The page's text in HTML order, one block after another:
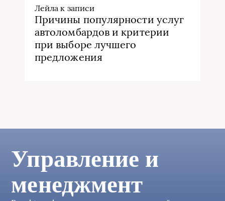
Лейла к записи
Причины популярности услуг
автоломбардов и критерии
при выборе лучшего
предложения
Управление и
менеджмент